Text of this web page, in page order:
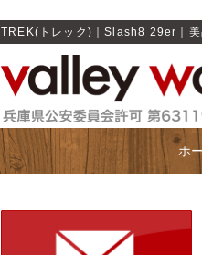
TREK(トレック)｜Slash8 29er｜
ホ